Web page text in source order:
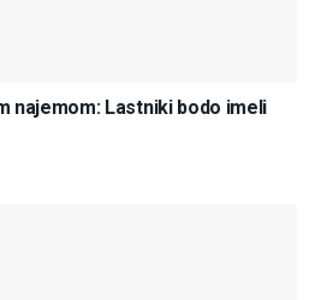
najemom: Lastniki bodo imeli